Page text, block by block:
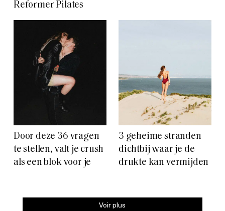
Reformer Pilates
Door deze 36 vragen
te stellen, valt je crush
als een blok voor je
3 geheime stranden
dichtbij waar je de
drukte kan vermijden
Voir plus